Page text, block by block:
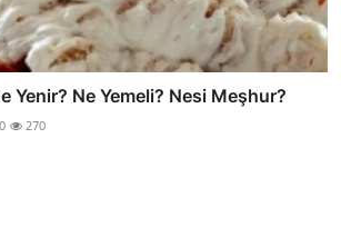
Yenir? Ne Yemeli? Nesi Meşhur?
0 270